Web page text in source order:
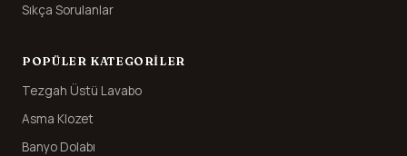
Sıkça Sorulanlar
POPÜLER KATEGORILER
Tezgah Üstü Lavabo
Asma Klozet
Banyo Dolabı